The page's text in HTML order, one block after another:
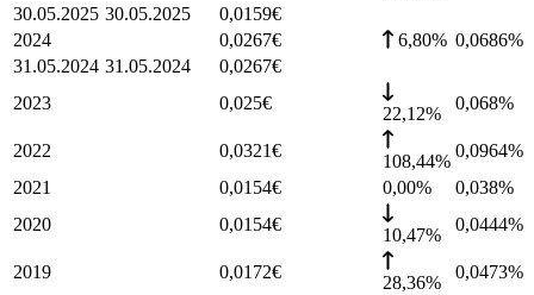
30.05.2025 30.05.2025 0,0159€
2024
0,0267€ 6,80% 0,0686%
31.05.2024 31.05.2024 0,0267€
2023
0,025€
22,12%
0,068%
2022 0,0321€
108,44%
0,0964%
2021
0,0154€ 0,00% 0,038%
2020
0,0154€
10,47%
0,0444%
2019 0,0172€
28,36%
0,0473%